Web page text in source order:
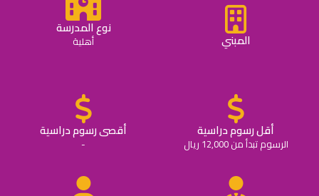
المبني
نوع المدرسة
أهلية
أقل رسوم دراسية
الرسوم تبدأ من 12,000 ريال
أقصى رسوم دراسية
-